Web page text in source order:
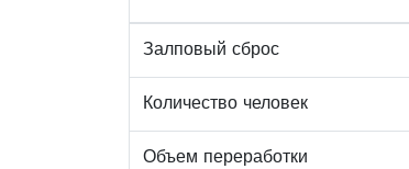
Залповый сброс
Количество человек
Объем переработки